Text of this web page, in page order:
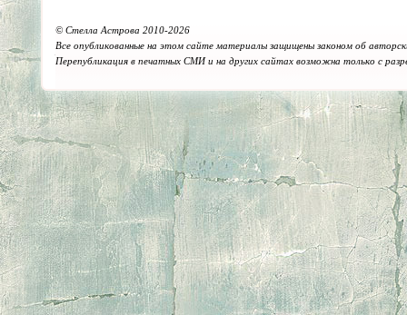
© Стелла Астрова 2010-2026
Все опубликованные на этом сайте материалы защищены законом об
Перепубликация в печатных СМИ и на других сайтах возможна только с